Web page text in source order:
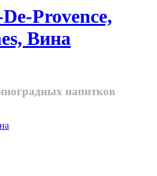
Provence,
Вина
напитков